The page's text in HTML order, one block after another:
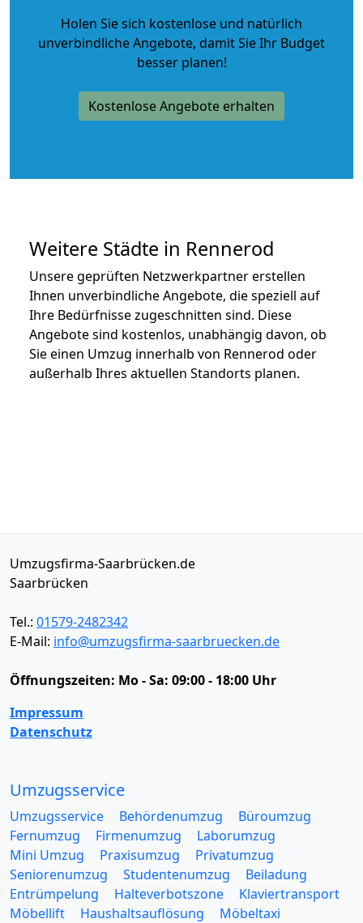
Holen Sie sich kostenlose und natürlich
unverbindliche Angebote, damit Sie Ihr Budget
besser planen!
Kostenlose Angebote erhalten
Weitere Städte in Rennerod
Unsere geprüften Netzwerkpartner erstellen
Ihnen unverbindliche Angebote, die speziell auf
Ihre Bedürfnisse zugeschnitten sind. Diese
Angebote sind kostenlos, unabhängig davon, ob
Sie einen Umzug innerhalb von Rennerod oder
außerhalb Ihres aktuellen Standorts planen.
Umzugsfirma-Saarbrücken.de
Saarbrücken
Tel.: 01579-2482342
E-Mail: info@umzugsfirma-saarbruecken.de
Öffnungszeiten: Mo - Sa: 09:00 - 18:00 Uhr
Impressum
Datenschutz
Umzugsservice
Umzugsservice Behördenumzug
Büroumzug
Fernumzug
Firmenumzug
Laborumzug
Mini Umzug
Praxisumzug
Privatumzug
Seniorenumzug
Studentenumzug
Beiladung
Entrümpelung
Halteverbotszone
Klaviertransport
Möbellift
Haushaltsauflösung
Möbeltaxi